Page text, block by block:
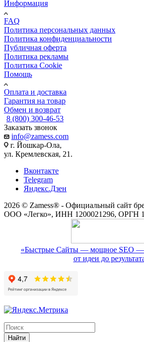
Информация
FAQ
Политика персональных данных
Политика конфиденциальности
Публичная оферта
Политика рекламы
Политика Cookie
Помощь
Оплата и доставка
Гарантия на товар
Обмен и возврат
8 (800) 300-46-53
Заказать звонок
info@zamess.com
г. Йошкар-Ола,
ул. Кремлевская, 21.
Вконтакте
Telegram
Яндекс.Дзен
2026 © Zamess® - Официальный сайт
ООО «Легко», ИНН 1200021296, ОРГН
«Быстрые Сайты — мощное SEO —
от идеи до
Найти